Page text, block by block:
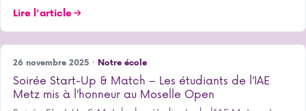
Lire l'article
26 novembre 2025 · Notre école
Soirée Start-Up & Match – Les étudiants de l’IAE
Metz mis à l’honneur au Moselle Open